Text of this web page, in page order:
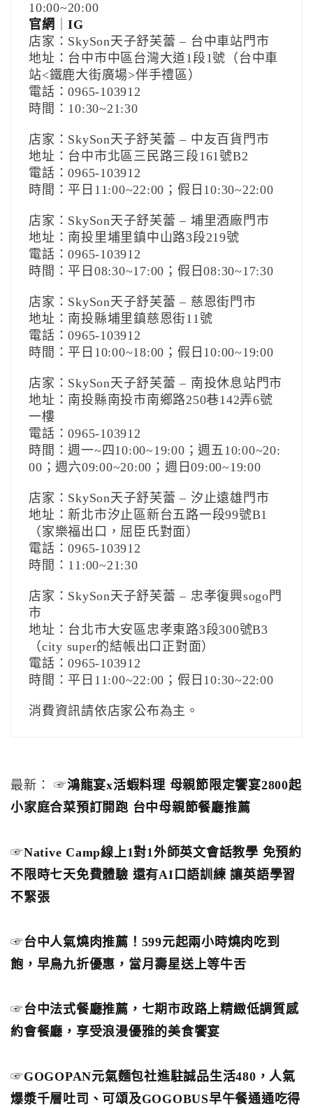
10:00~20:00
官網
｜IG
店家：SkySon天子舒芙蕾 – 台中車站門市
地址：台中市中區台灣大道1段1號（台中車
站<鐵鹿大街廣場>伴手禮區）
電話：0965-103912
時間：10:30~21:30
店家：SkySon天子舒芙蕾 – 中友百貨門市
地址：台中市北區三民路三段161號B2
電話：0965-103912
時間：平日11:00~22:00；假日10:30~22:00
店家：SkySon天子舒芙蕾 – 埔里酒廠門市
地址：南投里埔里鎮中山路3段219號
電話：0965-103912
時間：平日08:30~17:00；假日08:30~17:30
店家：SkySon天子舒芙蕾 – 慈恩街門市
地址：南投縣埔里鎮慈恩街11號
電話：0965-103912
時間：平日10:00~18:00；假日10:00~19:00
店家：SkySon天子舒芙蕾 – 南投休息站門市
地址：南投縣南投市南鄉路250巷142弄6號
一樓
電話：0965-103912
時間：週一~四10:00~19:00；週五10:00~20:
00；週六09:00~20:00；週日09:00~19:00
店家：SkySon天子舒芙蕾 – 汐止遠雄門市
地址：新北市汐止區新台五路一段99號B1
（家樂福出口，屈臣氏對面）
電話：0965-103912
時間：11:00~21:30
店家：SkySon天子舒芙蕾 – 忠孝復興sogo門
市
地址：台北市大安區忠孝東路3段300號B3
（city super的結帳出口正對面）
電話：0965-103912
時間：平日11:00~22:00；假日10:30~22:00
消費資訊請依店家公布為主。
最新： ☞鴻龍宴x活蝦料理 母親節限定饗宴2800起
小家庭合菜預訂開跑 台中母親節餐廳推薦
☞Native Camp線上1對1外師英文會話教學 免預約
不限時七天免費體驗 還有AI口語訓練 讓英語學習
不緊張
☞台中人氣燒肉推薦！599元起兩小時燒肉吃到
飽，早鳥九折優惠，當月壽星送上等牛舌
☞台中法式餐廳推薦，七期市政路上精緻低調質感
約會餐廳，享受浪漫優雅的美食饗宴
☞GOGOPAN元氣麵包社進駐誠品生活480，人氣
爆漿千層吐司、可頌及GOGOBUS早午餐通通吃得